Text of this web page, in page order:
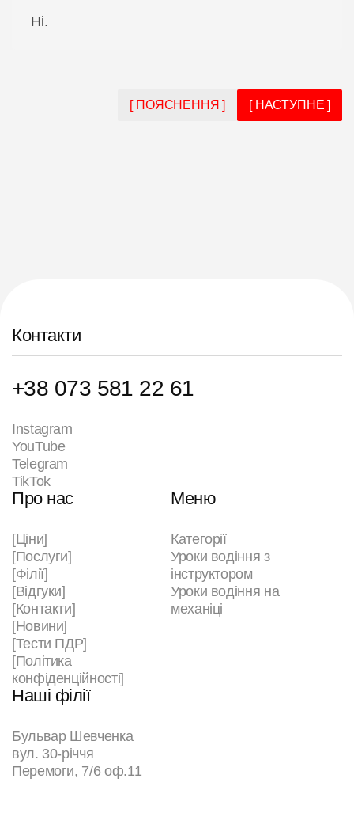
Ні.
[ ПОЯСНЕННЯ ] [ НАСТУПНЕ ]
Контакти
+38 073 581 22 61
Instagram
YouTube
Telegram
TikTok
Про нас
[Ціни]
[Послуги]
[Філії]
[Відгуки]
[Контакти]
[Новини]
[Тести ПДР]
[Політика
конфіденційності]
Меню
Категорії
Уроки водіння з
інструктором
Уроки водіння на
механіці
Наші філії
Бульвар Шевченка
вул. 30-річчя
Перемоги, 7/6 оф.11